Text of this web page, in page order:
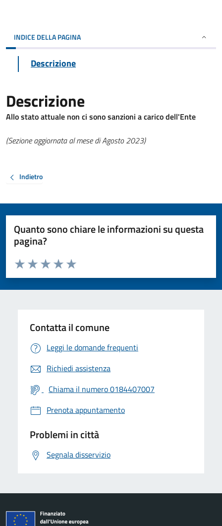
INDICE DELLA PAGINA
Descrizione
Descrizione
Allo stato attuale non ci sono sanzioni a carico dell'Ente
(Sezione aggiornata al mese di Agosto 2023)
Indietro
Quanto sono chiare le informazioni su questa
pagina?
Valuta da 1 a 5 stelle la pagina
Valuta 5 stelle su 5
Valuta 4 stelle su 5
Valuta 3 stelle su 5
Valuta 2 stelle su 5
Valuta 1 stelle su 5
Contatta il comune
Leggi le domande frequenti
Richiedi assistenza
Chiama il numero 0184407007
Prenota appuntamento
Problemi in città
Segnala disservizio